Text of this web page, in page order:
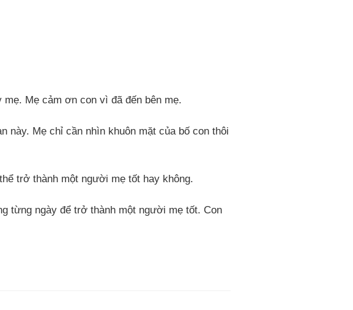
Mẹ cảm ơn con vì đã đến bên mẹ.
này. Mẹ chỉ cần nhìn khuôn mặt của bố con thôi
trở thành một người mẹ tốt hay không.
từng ngày để trở thành một người mẹ tốt. Con